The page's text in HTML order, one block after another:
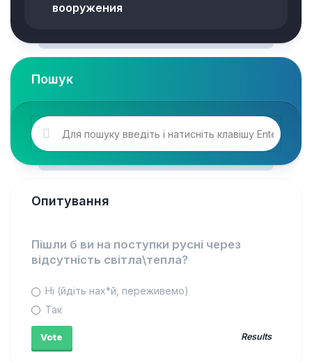
вооружения
Пошук
Опитування
Пішли б ви на поступки русні через
відсутність світла\тепла?
Ні (йдіть нах*й, переживемо)
Так
Results